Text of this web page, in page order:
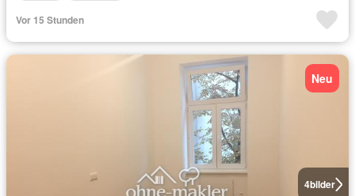
Vor 15 Stunden
4bilder
Neu